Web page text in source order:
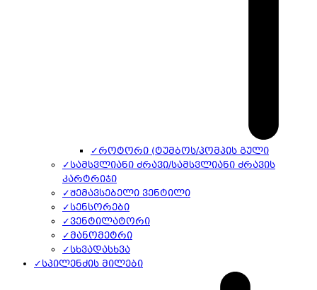
✓როტორი (ტუმბოს/პომპის გული
✓სამსვლიანი ძრავი/სამსვლიანი ძრავის
კარტრიჯი
✓შემავსებელი ვენტილი
✓სენსორები
✓ვენტილატორი
✓მანომეტრი
✓სხვადასხვა
✓სპილენძის მილები